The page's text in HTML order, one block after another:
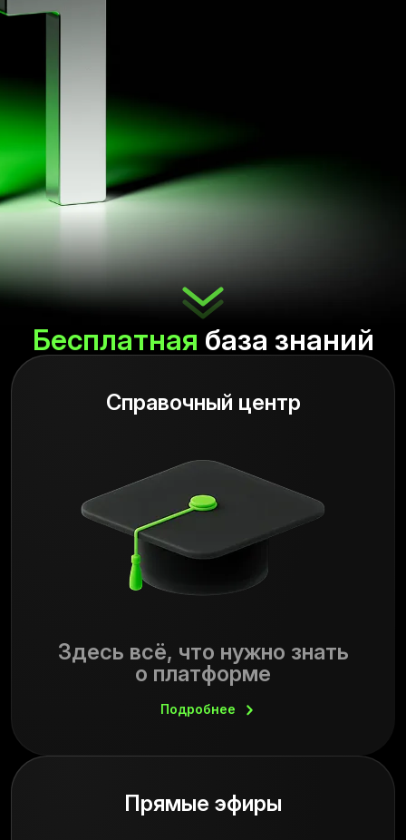
Бесплатная база знаний
Справочный центр
Здесь всё, что нужно знать
о платформе
Подробнее
Прямые эфиры